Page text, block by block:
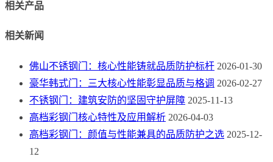
相关产品
相关新闻
佛山不锈钢门：核心性能铸就品质防护标杆 2026-01-30
豪华韩式门：三大核心性能彰显品质与格调 2026-02-27
不锈钢门：建筑安防的坚固守护屏障 2025-11-13
高档彩钢门核心特性及应用解析 2026-04-03
高档彩钢门：颜值与性能兼具的品质防护之选 2025-12-
12